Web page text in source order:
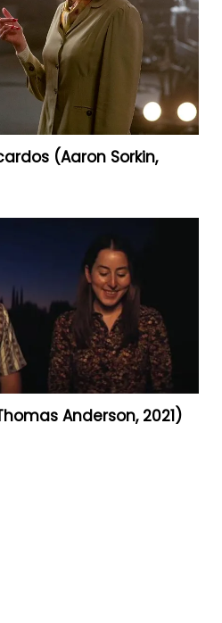
(Aaron Sorkin,
Anderson, 2021)